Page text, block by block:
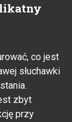
co jest
słuchawki
zbyt
przy